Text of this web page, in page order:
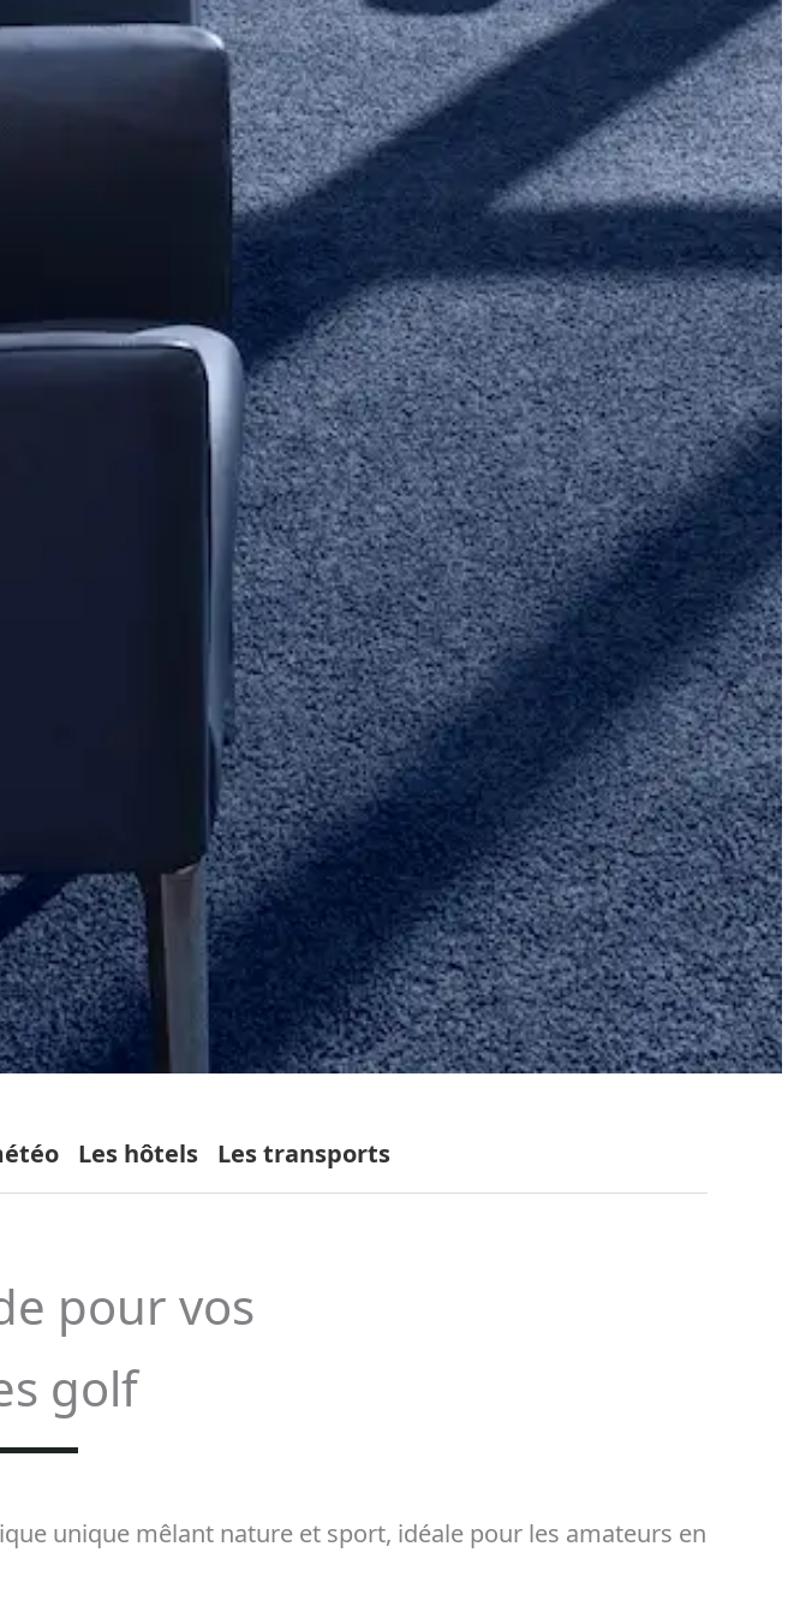
Les hôtels Les transports
pour vos
golf
unique mêlant nature et sport, idéale pour les amateurs en